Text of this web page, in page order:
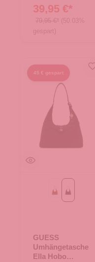
39,95 €*
79,95 €* (50.03%
gespart)
45 € gespart
CognacEspresso
GUESS
Umhängetasche
Ella Hobo